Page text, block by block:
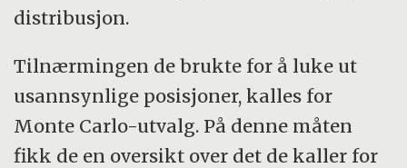
distribusjon.
Tilnærmingen de brukte for å luke ut
usannsynlige posisjoner, kalles for
Monte Carlo-utvalg. På denne måten
fikk de en oversikt over det de kaller for